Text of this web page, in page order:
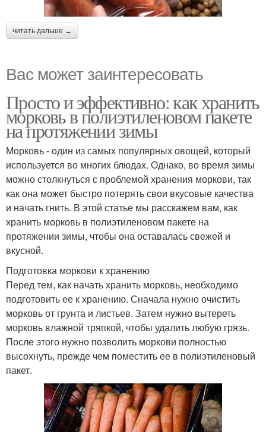
читать дальше →
Вас может заинтересовать
Просто и эффективно: как хранить
морковь в полиэтиленовом пакете
на протяжении зимы
Морковь - один из самых популярных овощей, который
используется во многих блюдах. Однако, во время зимы
можно столкнуться с проблемой хранения моркови, так
как она может быстро потерять свои вкусовые качества
и начать гнить. В этой статье мы расскажем вам, как
хранить морковь в полиэтиленовом пакете на
протяжении зимы, чтобы она оставалась свежей и
вкусной.
Подготовка моркови к хранению
Перед тем, как начать хранить морковь, необходимо
подготовить ее к хранению. Сначала нужно очистить
морковь от грунта и листьев. Затем нужно вытереть
морковь влажной тряпкой, чтобы удалить любую грязь.
После этого нужно позволить моркови полностью
высохнуть, прежде чем поместить ее в полиэтиленовый
пакет.